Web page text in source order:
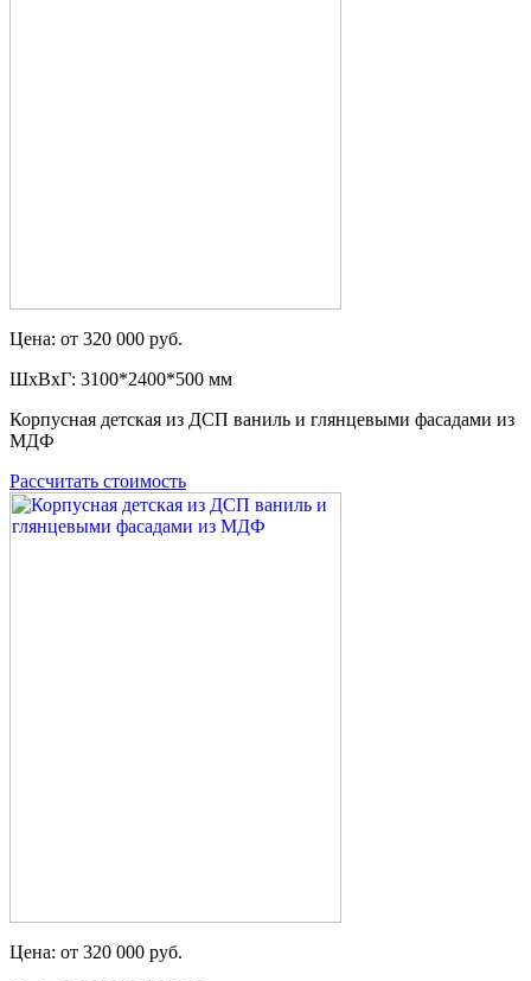
Цена: от 320 000 руб.
ШxВxГ: 3100*2400*500 мм
Корпусная детская из ДСП ваниль и глянцевыми фасадами из
МДФ
Рассчитать стоимость
Цена: от 320 000 руб.